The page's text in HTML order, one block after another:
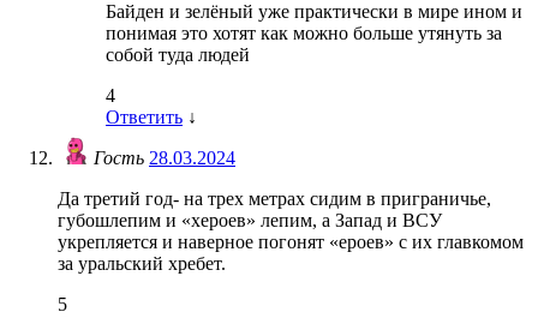
Байден и зелёный уже практически в мире ином и
понимая это хотят как можно больше утянуть за
собой туда людей
4
Ответить ↓
Гость 28.03.2024
Да третий год- на трех метрах сидим в приграничье,
губошлепим и «хероев» лепим, а Запад и ВСУ
укрепляется и наверное погонят «ероев» с их главкомом
за уральский хребет.
5